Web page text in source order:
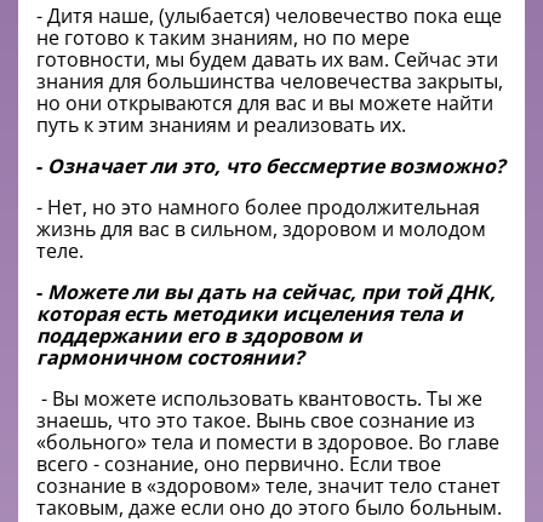
- Дитя наше, (улыбается) человечество пока еще
не готово к таким знаниям, но по мере
готовности, мы будем давать их вам. Сейчас эти
знания для большинства человечества закрыты,
но они открываются для вас и вы можете найти
путь к этим знаниям и реализовать их.
- Означает ли это, что бессмертие возможно?
- Нет, но это намного более продолжительная
жизнь для вас в сильном, здоровом и молодом
теле.
- Можете ли вы дать на сейчас, при той ДНК,
которая есть методики исцеления тела и
поддержании его в здоровом и
гармоничном состоянии?
- Вы можете использовать квантовость. Ты же
знаешь, что это такое. Вынь свое сознание из
«больного» тела и помести в здоровое. Во главе
всего - сознание, оно первично. Если твое
сознание в «здоровом» теле, значит тело станет
таковым, даже если оно до этого было больным.